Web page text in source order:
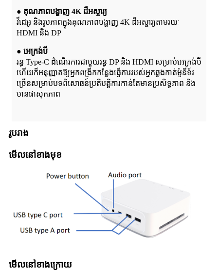
● គុណភាពបង្ហាញ 4K ដ៏អស្ចារ្យ
វីដេអូ និងរូបភាពក្នុងគុណភាពបង្ហាញ 4K ដ៏អស្ចារ្យតាមរយៈ
HDMI និង DP
● អេក្រង់បី
រន្ធ Type-C ដំណើរការជាមួយរន្ធ DP និង HDMI សម្រាប់អេក្រង់បី
ហើយក៏អនុញ្ញាតឱ្យអ្នកពង្រីកកន្លែងធ្វើការរបស់អ្នកឆ្លងកាត់ម៉ូនីទ័រ
ច្រើនសម្រាប់បទពិសោធន៍ប្រតិបត្តិការកាន់តែមានប្រសិទ្ធភាព និង
មានផាសុកភាព
រូបរាង
មើលនៅខាងមុខ
មើលនៅខាងក្រោយ